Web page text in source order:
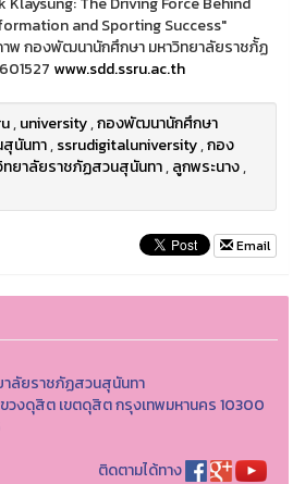
and Sporting Success"
พ กองพัฒนานักศึกษา มหาวิทยาลัยราชภ้ัฏ
www.sdd.ssru.ac.th
,university,กองพัฒนานักศึกษา
นันทา,ssrudigitaluniversity,กอง
ทยาลัยราชภัฏสวนสุนันทา,ลูกพระนาง,
Email
าลัยราชภัฏสวนสุนันทา
วงดุสิต เขตดุสิต กรุงเทพมหานคร 10300
ติดตามได้ทาง